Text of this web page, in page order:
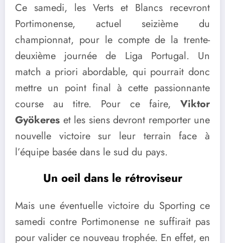
Ce samedi, les Verts et Blancs recevront
Portimonense, actuel seizième du
championnat, pour le compte de la trente-
deuxième journée de Liga Portugal. Un
match a priori abordable, qui pourrait donc
mettre un point final à cette passionnante
course au titre. Pour ce faire, Viktor
Gyökeres et les siens devront remporter une
nouvelle victoire sur leur terrain face à
l’équipe basée dans le sud du pays.
Un oeil dans le rétroviseur
Mais une éventuelle victoire du Sporting ce
samedi contre Portimonense ne suffirait pas
pour valider ce nouveau trophée. En effet, en